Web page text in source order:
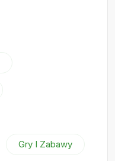
Gry I Zabawy